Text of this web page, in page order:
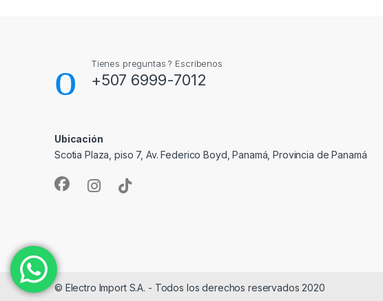
Tienes preguntas ? Escribenos
+507 6999-7012
Ubicación
Scotia Plaza, piso 7, Av. Federico Boyd, Panamá, Provincia de Panamá
© Electro Import S.A. - Todos los derechos reservados 2020